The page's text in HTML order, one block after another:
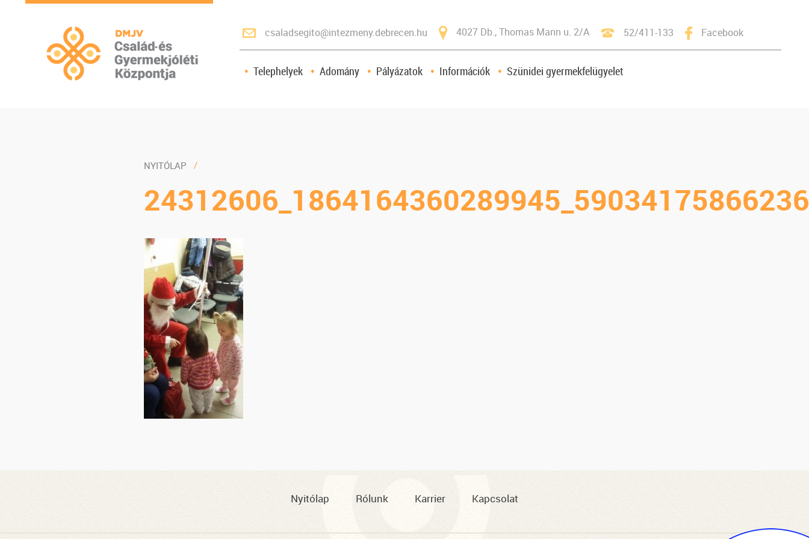
csaladsegito@intezmeny.debrecen.hu 4027 Db., Thomas Mann u. 2/A 52/411-133 Facebook
Telephelyek Adomány Pályázatok Információk Szünidei gyermekfelügyelet
NYITÓLAP
Nyitólap Rólunk Karrier Kapcsolat